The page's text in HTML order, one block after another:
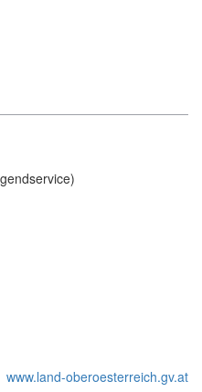
www.land-oberoesterreich.gv.at